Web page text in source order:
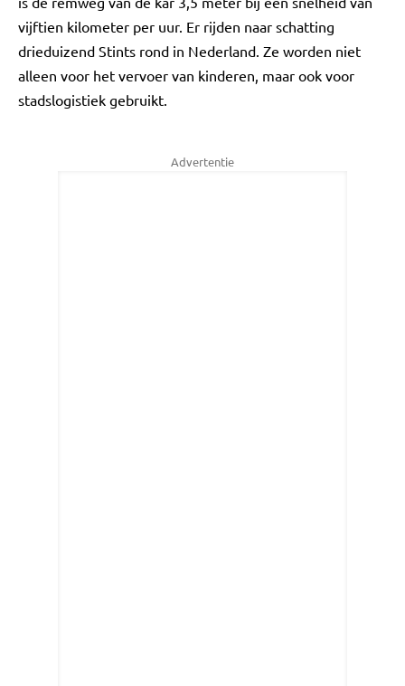
vijftien kilometer per uur. Er rijden naar schatting
drieduizend Stints rond in Nederland. Ze worden niet
alleen voor het vervoer van kinderen, maar ook voor
stadslogistiek gebruikt.
Advertentie